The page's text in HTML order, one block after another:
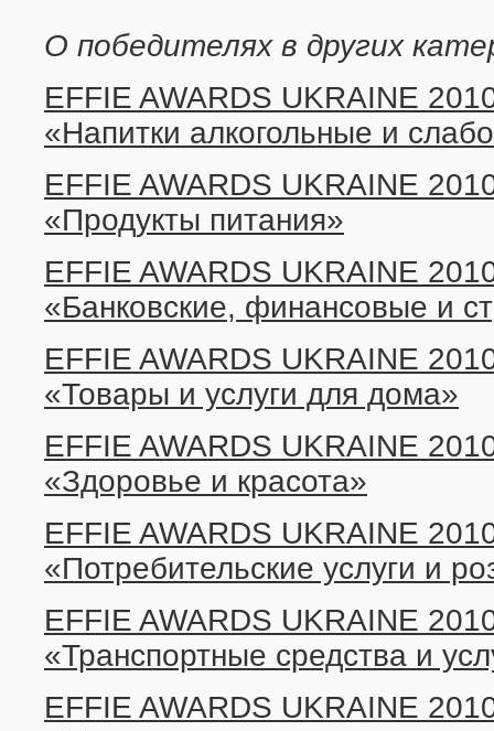
О победителях в других
EFFIE AWARDS UKRAINE
«Напитки алкогольные и
EFFIE AWARDS UKRAINE
«Продукты питания»
EFFIE AWARDS UKRAINE
«Банковские, финансовые и
EFFIE AWARDS UKRAINE
«Товары и услуги для дома»
EFFIE AWARDS UKRAINE
«Здоровье и красота»
EFFIE AWARDS UKRAINE
«Потребительские услуги и
EFFIE AWARDS UKRAINE
«Транспортные средства и
EFFIE AWARDS UKRAINE